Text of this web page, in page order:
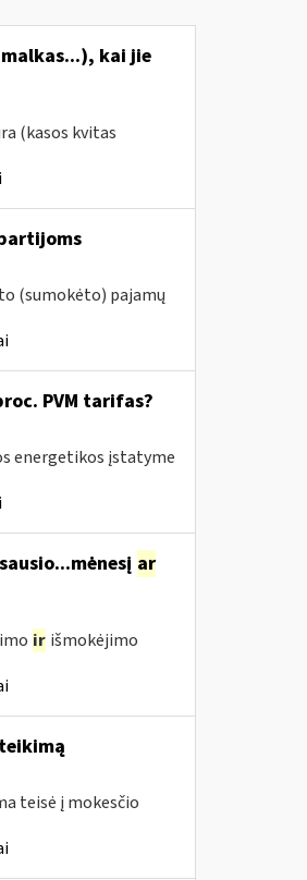
kai jie
(kasos kvitas
(sumokėto) pajamų
PVM tarifas?
energetikos įstatyme
ar
ir išmokėjimo
teisė į mokesčio